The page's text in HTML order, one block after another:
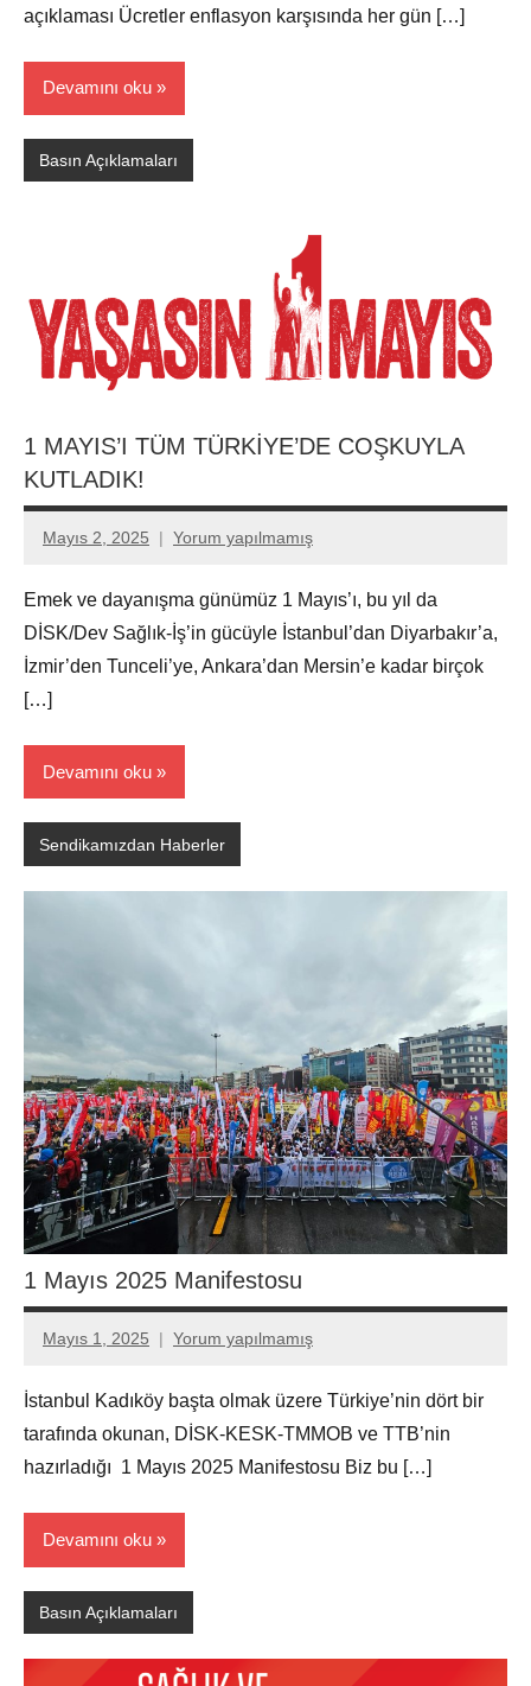
açıklaması Ücretler enflasyon karşısında her gün […]
Devamını oku
Basın Açıklamaları
1 MAYIS’I TÜM TÜRKİYE’DE COŞKUYLA
KUTLADIK!
Mayıs 2, 2025
Aksu
Yorum yapılmamış
Emek ve dayanışma günümüz 1 Mayıs’ı, bu yıl da
DİSK/Dev Sağlık-İş’in gücüyle İstanbul’dan Diyarbakır’a,
İzmir’den Tunceli’ye, Ankara’dan Mersin’e kadar birçok
[…]
Devamını oku
Sendikamızdan Haberler
1 Mayıs 2025 Manifestosu
Mayıs 1, 2025
Aksu
Yorum yapılmamış
İstanbul Kadıköy başta olmak üzere Türkiye’nin dört bir
tarafında okunan, DİSK-KESK-TMMOB ve TTB’nin
hazırladığı 1 Mayıs 2025 Manifestosu Biz bu […]
Devamını oku
Basın Açıklamaları